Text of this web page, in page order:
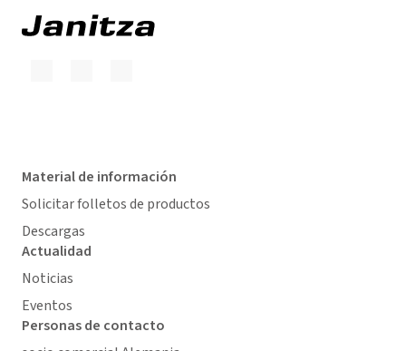
Material de información
Solicitar folletos de productos
Descargas
Actualidad
Noticias
Eventos
Personas de contacto